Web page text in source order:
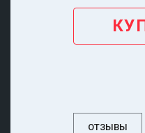
ОТЗЫВЫ